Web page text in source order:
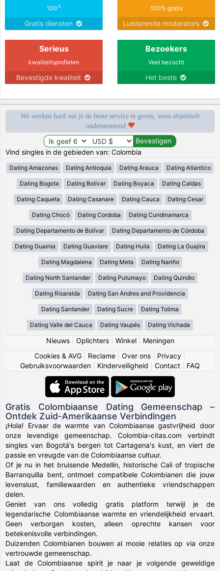
100%
Gratis diensten
100% gratis
Luisterende moderators
Serieus
kwaliteitsprofielen
Bevestigde kwaliteit
Bezoekers
Veel bezocht
Het beste
We werken hard om je de beste service te geven, wees alsjeblieft
ondersteunend
Vind singles in de gebieden van: Colombia
Dating Amazonas Dating Antioquia Dating Arauca Dating Atlantico
Dating Bogota Dating Bolívar Dating Boyaca Dating Caldas
Dating Caqueta Dating Casanare Dating Cauca Dating Cesar
Dating Chocó Dating Cordoba Dating Cundinamarca
Dating Departamento de Bolívar Dating Departamento de Córdoba
Dating Guainia Dating Guaviare Dating Huila Dating La Guajira
Dating Magdalena Dating Meta Dating Nariño
Dating North Santander Dating Putumayo Dating Quindio
Dating Risaralda Dating San Andres and Providencia
Dating Santander Dating Sucre Dating Tolima
Dating Valle del Cauca Dating Vaupés Dating Vichada
Nieuws| Oplichters| Winkel| Meningen
Cookies & AVG
Reclame Over ons Privacy
Gebruiksvoorwaarden
Kinderveiligheid Contact FAQ
Gratis Colombiaanse Dating Gemeenschap –
Ontdek Zuid-Amerikaanse Verbindingen
¡Hola! Ervaar de warmte van Colombiaanse gastvrijheid door
onze levendige gemeenschap. Colombia-citas.com verbindt
singles van Bogotá's bergen tot Cartagena's kust, en viert de
passie en vreugde van de Colombiaanse cultuur.
Of je nu in het bruisende Medellín, historische Cali of tropische
Barranquilla bent, ontmoet compatibele Colombianen die jouw
levenslust, familiewaarden en authentieke vriendschappen
delen.
Geniet van ons volledig gratis platform terwijl je de
legendarische Colombiaanse warmte en vriendelijkheid ervaart.
Geen verborgen kosten, alleen oprechte kansen voor
betekenisvolle verbindingen.
Duizenden Colombianen bouwen al mooie relaties op via onze
vertrouwde gemeenschap.
Laat de Colombiaanse spirit je naar je volgende geweldige